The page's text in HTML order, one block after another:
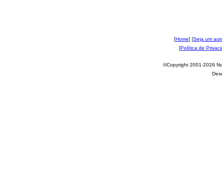
[Home] [Seja um
[Política de
©Copyright 2001-2026